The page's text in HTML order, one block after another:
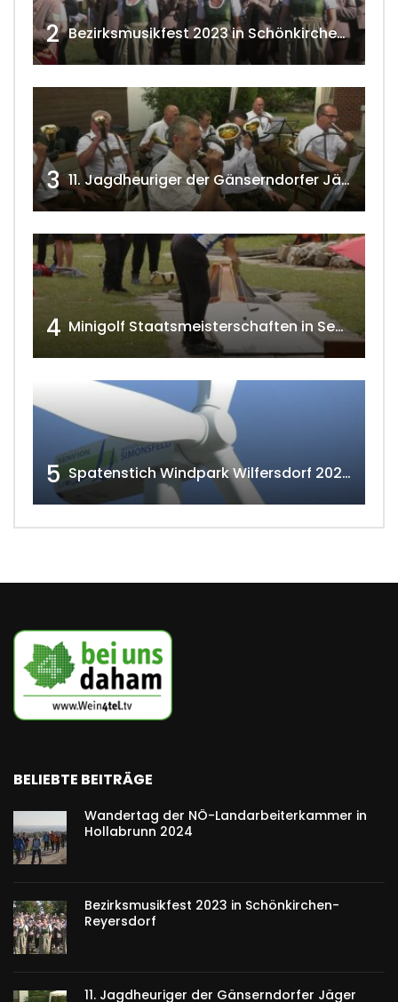
2 Bezirksmusikfest 2023 in Schönkirchen-Reyersdorf
3 11. Jagdheuriger der Gänserndorfer Jäger 2020 w4tv166
4 Minigolf Staatsmeisterschaften in Seefeld-Kadolz w4tv174
5 Spatenstich Windpark Wilfersdorf 2023 w4tv177
BELIEBTE BEITRÄGE
Wandertag der NÖ-Landarbeiterkammer in
Hollabrunn 2024
Bezirksmusikfest 2023 in Schönkirchen-
Reyersdorf
11. Jagdheuriger der Gänserndorfer Jäger